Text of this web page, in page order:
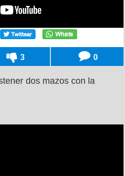
3 0
dos mazos con la